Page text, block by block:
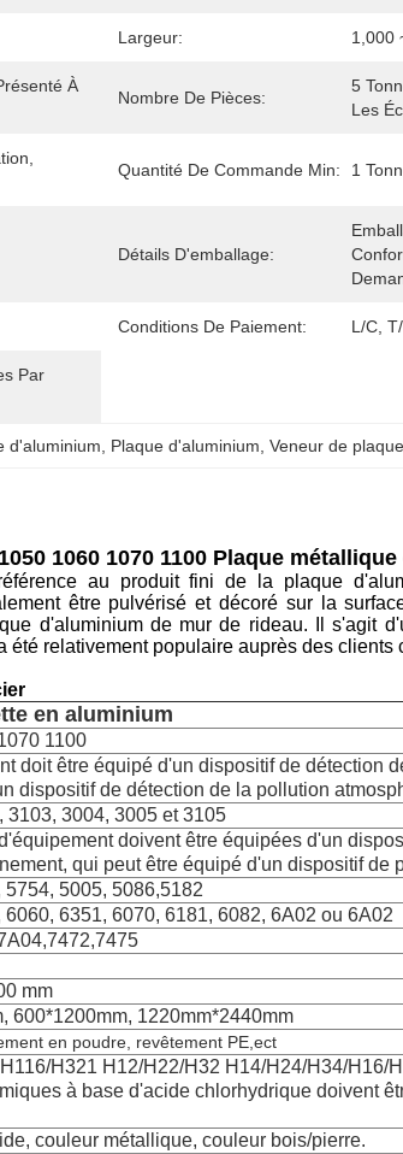
Largeur: 1,000
À
Nombre De Pièces:
5
Les
Quantité De Commande Min: 1
Détails D'emballage:
Conditions De Paiement: L/C,
Par
d'aluminium Plaque d'aluminium , Veneur de
1060 1070 1100 Plaque
au produit fini de la plaque
être pulvérisé et décoré sur la
d'aluminium de mur de rideau. Il s'agit
relativement populaire auprès des clients
en aluminium
1100
doit être équipé d'un dispositif de détection
dispositif de détection de la pollution
3103, 3004, 3005 et 3105
doivent être équipées d'un
qui peut être équipé d'un dispositif de
5754, 5005, 5086,5182
6060, 6351, 6070, 6181, 6082, 6A02 ou 6A02
mm
600*1200mm, 1220mm*2440mm
en poudre, revêtement PE,ect
H321 H12/H22/H32 H14/H24/H34/H16/
à base d'acide chlorhydrique doivent
couleur métallique, couleur bois/pierre.